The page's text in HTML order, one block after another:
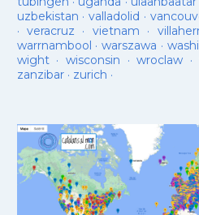
uzbekistan · valladolid ·
· veracruz · vietnam ·
warrnambool ·warszawa ·
wight· wisconsin ·wroclaw ·
zanzibar· zurich ·